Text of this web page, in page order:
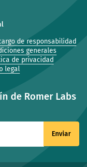
de responsabilidad
generales
de privacidad
legal
de Romer Labs